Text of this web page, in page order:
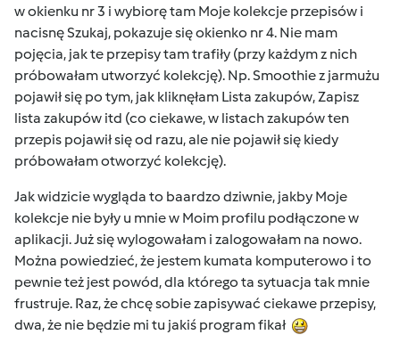
w okienku nr 3 i wybiorę tam Moje kolekcje przepisów i
nacisnę Szukaj, pokazuje się okienko nr 4. Nie mam
pojęcia, jak te przepisy tam trafiły (przy każdym z nich
próbowałam utworzyć kolekcję). Np. Smoothie z jarmużu
pojawił się po tym, jak kliknęłam Lista zakupów, Zapisz
lista zakupów itd (co ciekawe, w listach zakupów ten
przepis pojawił się od razu, ale nie pojawił się kiedy
próbowałam otworzyć kolekcję).
Jak widzicie wygląda to baardzo dziwnie, jakby Moje
kolekcje nie były u mnie w Moim profilu podłączone w
aplikacji. Już się wylogowałam i zalogowałam na nowo.
Można powiedzieć, że jestem kumata komputerowo i to
pewnie też jest powód, dla którego ta sytuacja tak mnie
frustruje. Raz, że chcę sobie zapisywać ciekawe przepisy,
dwa, że nie będzie mi tu jakiś program fikał